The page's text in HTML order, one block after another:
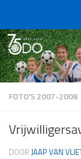
FOTO'S 2007-2008
DOOR JAAP VAN